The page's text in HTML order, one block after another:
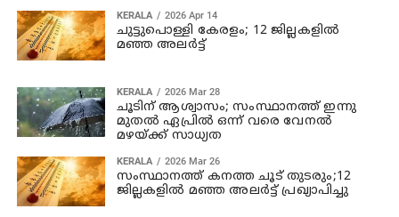
KERALA 2026 Apr 14
ചുട്ടുപൊള്ളി കേരളം; 12 ജില്ലകളില്‍
മഞ്ഞ അലര്‍ട്ട്
KERALA 2026 Mar 28
ചൂടിന് ആശ്വാസം; സംസ്ഥാനത്ത് ഇന്നു
മുതല്‍ ഏപ്രില്‍ ഒന്ന് വരെ വേനല്‍
മഴയ്ക്ക് സാധ്യത
KERALA 2026 Mar 26
സംസ്ഥാനത്ത് കനത്ത ചൂട് തുടരും;12
ജില്ലകളില്‍ മഞ്ഞ അലര്‍ട്ട് പ്രഖ്യാപിച്ചു